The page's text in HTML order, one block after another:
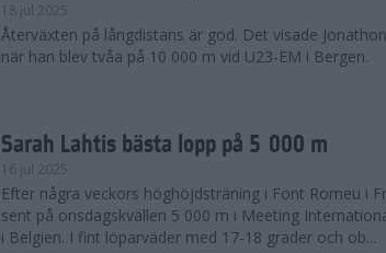
18 jul 2025
Återväxten på långdistans är god. Det visade
när han blev tvåa på 10 000 m vid U23-EM i Bergen.
Sarah Lahtis bästa lopp på 5 000 m
16 jul 2025
Efter några veckors höghöjdsträning i Font Romeu i
sent på onsdagskvällen 5 000 m i Meeting
i Belgien. I fint löparväder med 17-18 grader och ob...